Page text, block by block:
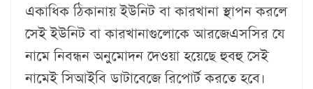
একাধিক ঠিকানায় ইউনিট বা কারখানা স্থাপন করলে
সেই ইউনিট বা কারখানাগুলোকে আরজেএসসির যে
নামে নিবন্ধন অনুমোদন দেওয়া হয়েছে হুবহু সেই
নামেই সিআইবি ডাটাবেজে রিপোর্ট করতে হবে।